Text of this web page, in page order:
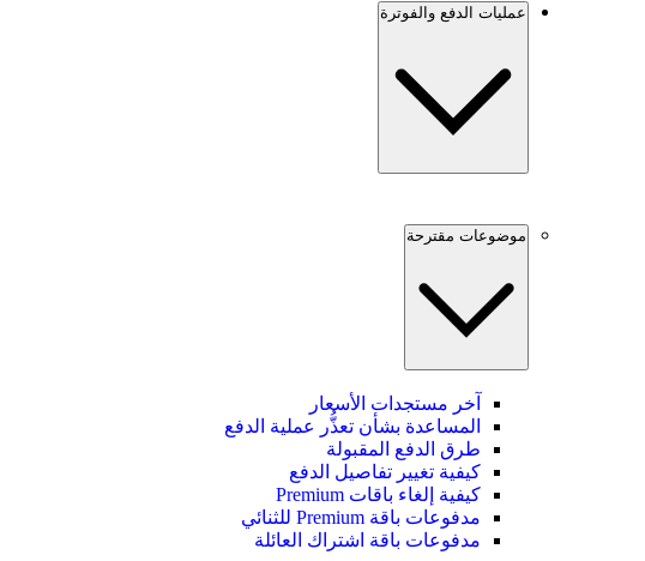
عمليات الدفع والفوترة
موضوعات مقترحة
آخر مستجدات الأسعار
المساعدة بشأن تعذُّر عملية الدفع
طرق الدفع المقبولة
كيفية تغيير تفاصيل الدفع
كيفية إلغاء باقات Premium
مدفوعات باقة Premium للثنائي
مدفوعات باقة اشتراك العائلة